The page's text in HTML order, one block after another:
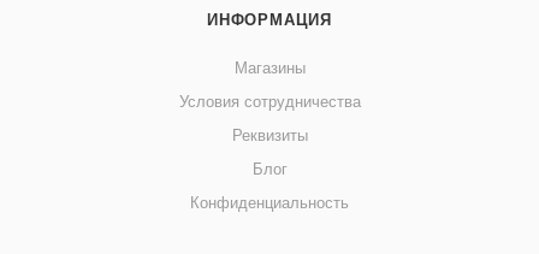
ИНФОРМАЦИЯ
Магазины
Условия сотрудничества
Реквизиты
Блог
Конфиденциальность